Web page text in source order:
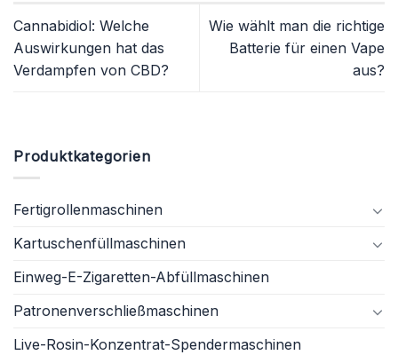
Cannabidiol: Welche
Auswirkungen hat das
Verdampfen von CBD?
Wie wählt man die richtige
Batterie für einen Vape
aus?
Produktkategorien
Fertigrollenmaschinen
Kartuschenfüllmaschinen
Einweg-E-Zigaretten-Abfüllmaschinen
Patronenverschließmaschinen
Live-Rosin-Konzentrat-Spendermaschinen